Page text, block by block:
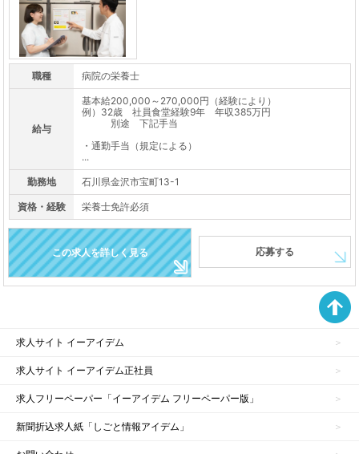
職種 病院の栄養士
給与
基本給200,000～270,000円（経験により）
例）32歳 社員食堂経験9年 年収385万円
別途 下記手当
・通勤手当（規定による）
...
勤務地 石川県金沢市宝町13-1
資格・経験 栄養士免許必須
この求人を詳しく見る 応募する
求人サイト イーアイデム
求人サイト イーアイデム正社員
求人フリーペーパー「イーアイデム フリーペーパー版」
新聞折込求人紙「しごと情報アイデム」